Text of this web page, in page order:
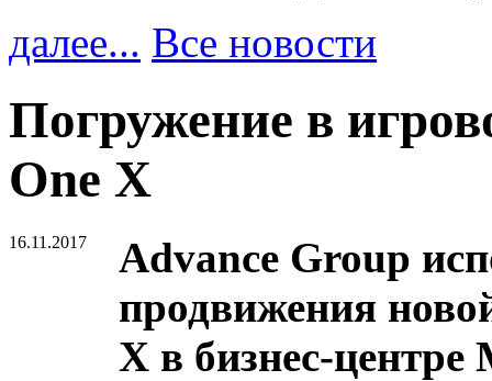
далее... Все новости
Погружение в
One X
16.11.2017
Advance Group
продвижения
X в бизнес-